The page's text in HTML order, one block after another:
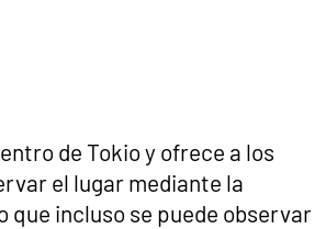
de Tokio y ofrece a los
el lugar mediante la
que incluso se puede observar